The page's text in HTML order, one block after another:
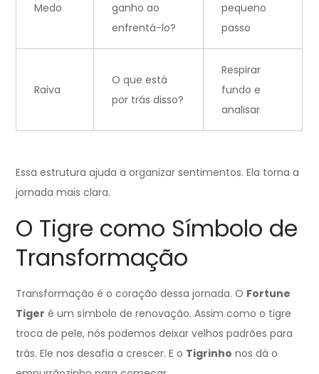
Medo
ganho ao
enfrentá-lo?
pequeno
passo
Raiva
O que está
por trás disso?
Respirar
fundo e
analisar
Essa estrutura ajuda a organizar sentimentos. Ela torna a
jornada mais clara.
O Tigre como Símbolo de
Transformação
Transformação é o coração dessa jornada. O Fortune
Tiger é um símbolo de renovação. Assim como o tigre
troca de pele, nós podemos deixar velhos padrões para
trás. Ele nos desafia a crescer. E o Tigrinho nos dá o